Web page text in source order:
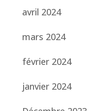
avril 2024
mars 2024
février 2024
janvier 2024